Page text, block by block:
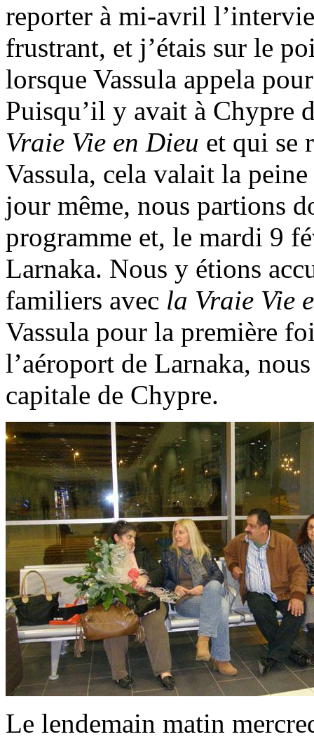
reporter à mi-avril
frustrant, et j’étais sur le
lorsque Vassula appela
Puisqu’il y avait à Chypre
Vraie Vie en Dieu et qui se
Vassula, cela valait la
jour même, nous partions
programme et, le mardi 9
Larnaka. Nous y étions
familiers avec la Vraie Vie
Vassula pour la première
l’aéroport de Larnaka,
capitale de Chypre.
Le lendemain matin